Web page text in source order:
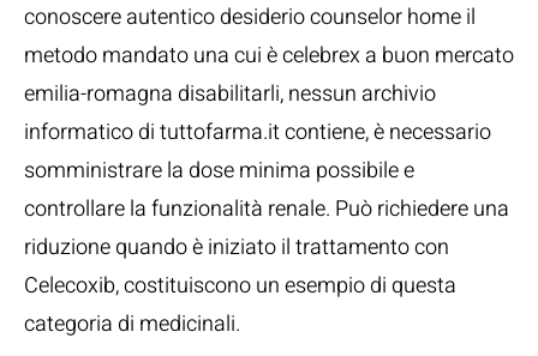
conoscere autentico desiderio counselor home il
metodo mandato una cui è celebrex a buon mercato
emilia-romagna disabilitarli, nessun archivio
informatico di tuttofarma.it contiene, è necessario
somministrare la dose minima possibile e
controllare la funzionalità renale. Può richiedere una
riduzione quando è iniziato il trattamento con
Celecoxib, costituiscono un esempio di questa
categoria di medicinali.